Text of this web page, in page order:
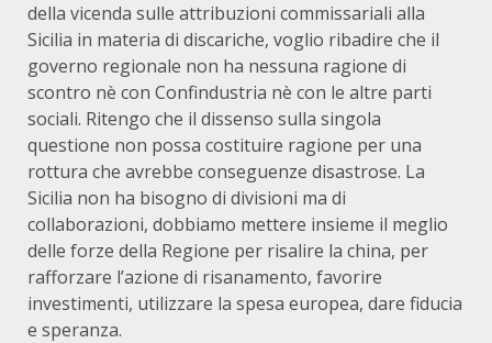
della vicenda sulle attribuzioni commissariali alla
Sicilia in materia di discariche, voglio ribadire che il
governo regionale non ha nessuna ragione di
scontro nè con Confindustria nè con le altre parti
sociali. Ritengo che il dissenso sulla singola
questione non possa costituire ragione per una
rottura che avrebbe conseguenze disastrose. La
Sicilia non ha bisogno di divisioni ma di
collaborazioni, dobbiamo mettere insieme il meglio
delle forze della Regione per risalire la china, per
rafforzare l’azione di risanamento, favorire
investimenti, utilizzare la spesa europea, dare fiducia
e speranza.